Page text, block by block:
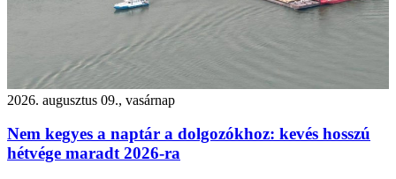
2026. augusztus 09., vasárnap
Nem kegyes a naptár a dolgozókhoz: kevés hosszú
hétvége maradt 2026-ra